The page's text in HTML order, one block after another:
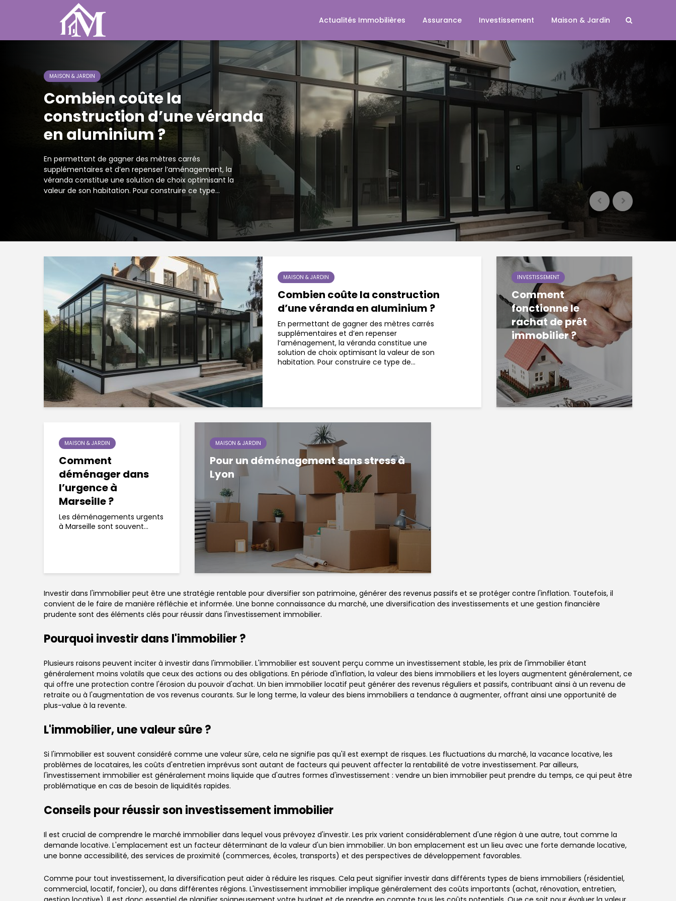
Actualités Immobilières Assurance Investissement Maison & Jardin
MAISON & JARDIN
Combien coûte la
construction d’une véranda
en aluminium ?
En permettant de gagner des mètres carrés
supplémentaires et d’en repenser l’aménagement, la
véranda constitue une solution de choix optimisant la
valeur de son habitation. Pour construire ce type...
MAISON & JARDIN
Combien coûte la construction
d’une véranda en aluminium ?
En permettant de gagner des mètres carrés
supplémentaires et d’en repenser
l’aménagement, la véranda constitue une
solution de choix optimisant la valeur de son
habitation. Pour construire ce type de...
INVESTISSEMENT
Comment
fonctionne le
rachat de prêt
immobilier ?
MAISON & JARDIN
Comment
déménager dans
l’urgence à
Marseille ?
Les déménagements urgents
à Marseille sont souvent...
MAISON & JARDIN
Pour un déménagement sans stress à
Lyon
Investir dans l'immobilier peut être une stratégie rentable pour diversifier son patrimoine, générer des revenus passifs et se protéger contre l'inflation. Toutefois, il
convient de le faire de manière réfléchie et informée. Une bonne connaissance du marché, une diversification des investissements et une gestion financière
prudente sont des éléments clés pour réussir dans l'investissement immobilier.
Pourquoi investir dans l'immobilier ?
Plusieurs raisons peuvent inciter à investir dans l'immobilier. L'immobilier est souvent perçu comme un investissement stable, les prix de l'immobilier étant
généralement moins volatils que ceux des actions ou des obligations. En période d'inflation, la valeur des biens immobiliers et les loyers augmentent généralement, ce
qui offre une protection contre l'érosion du pouvoir d'achat. Un bien immobilier locatif peut générer des revenus réguliers et passifs, contribuant ainsi à un revenu de
retraite ou à l'augmentation de vos revenus courants. Sur le long terme, la valeur des biens immobiliers a tendance à augmenter, offrant ainsi une opportunité de
plus-value à la revente.
L'immobilier, une valeur sûre ?
Si l'immobilier est souvent considéré comme une valeur sûre, cela ne signifie pas qu'il est exempt de risques. Les fluctuations du marché, la vacance locative, les
problèmes de locataires, les coûts d'entretien imprévus sont autant de facteurs qui peuvent affecter la rentabilité de votre investissement. Par ailleurs,
l'investissement immobilier est généralement moins liquide que d'autres formes d'investissement : vendre un bien immobilier peut prendre du temps, ce qui peut être
problématique en cas de besoin de liquidités rapides.
Conseils pour réussir son investissement immobilier
Il est crucial de comprendre le marché immobilier dans lequel vous prévoyez d'investir. Les prix varient considérablement d'une région à une autre, tout comme la
demande locative. L'emplacement est un facteur déterminant de la valeur d'un bien immobilier. Un bon emplacement est un lieu avec une forte demande locative,
une bonne accessibilité, des services de proximité (commerces, écoles, transports) et des perspectives de développement favorables.
Comme pour tout investissement, la diversification peut aider à réduire les risques. Cela peut signifier investir dans différents types de biens immobiliers (résidentiel,
commercial, locatif, foncier), ou dans différentes régions. L'investissement immobilier implique généralement des coûts importants (achat, rénovation, entretien,